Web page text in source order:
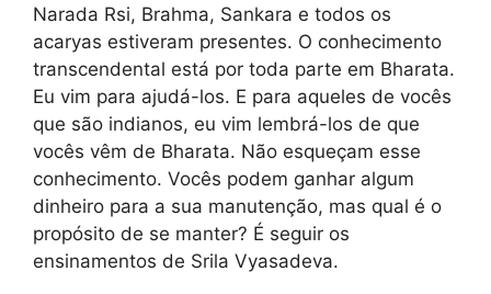
Narada Rsi, Brahma, Sankara e todos os
acaryas estiveram presentes. O conhecimento
transcendental está por toda parte em Bharata.
Eu vim para ajudá-los. E para aqueles de vocês
que são indianos, eu vim lembrá-los de que
vocês vêm de Bharata. Não esqueçam esse
conhecimento. Vocês podem ganhar algum
dinheiro para a sua manutenção, mas qual é o
propósito de se manter? É seguir os
ensinamentos de Srila Vyasadeva.